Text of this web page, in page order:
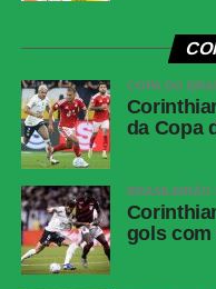
COPA DO
da Copa
BRASILEIRÃO
gols com